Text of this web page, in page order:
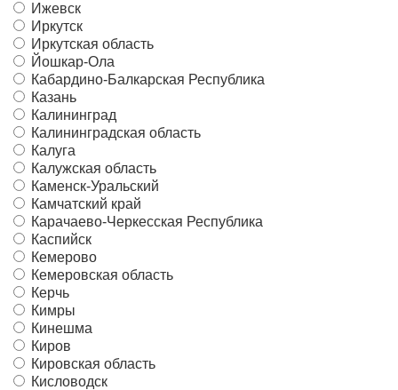
Ижевск
Иркутск
Иркутская область
Йошкар-Ола
Кабардино-Балкарская Республика
Казань
Калининград
Калининградская область
Калуга
Калужская область
Каменск-Уральский
Камчатский край
Карачаево-Черкесская Республика
Каспийск
Кемерово
Кемеровская область
Керчь
Кимры
Кинешма
Киров
Кировская область
Кисловодск